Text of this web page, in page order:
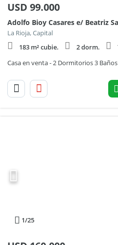
USD 99.000
La Rioja, Capital
183 m² cubie.
2 dorm.
Casa en venta - 2 Dormitorios 3
1/25